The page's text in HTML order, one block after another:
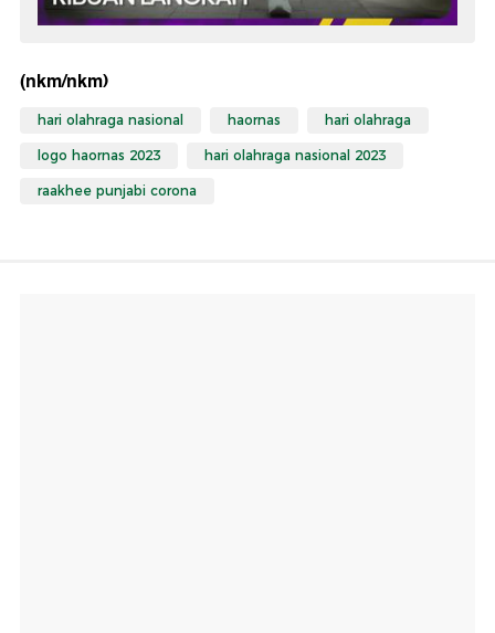
(nkm/nkm)
hari olahraga nasional haornas hari olahraga
logo haornas 2023 hari olahraga nasional 2023
raakhee punjabi corona